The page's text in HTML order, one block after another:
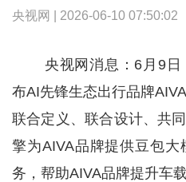
央视网 | 2026-06-10 07:50:02
央视网消息：6月9
布AI先锋生态出行品牌
联合定义、联合设计、共
擎为AIVA品牌提供豆包
务，帮助AIVA品牌提升车